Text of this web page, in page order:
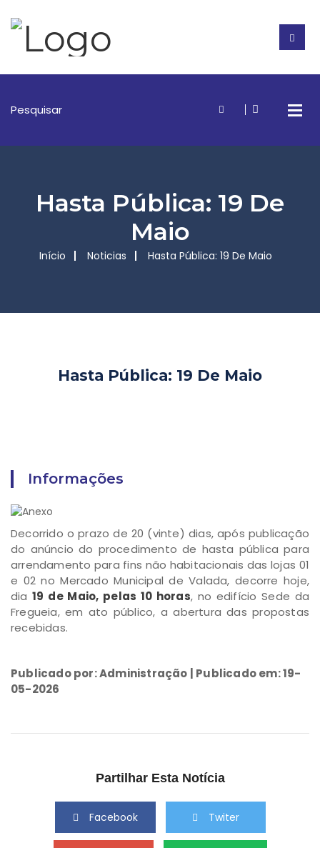
Hasta Pública: 19 De
Maio
Início Noticias Hasta Pública: 19 De Maio
Hasta Pública: 19 De Maio
Informações
Decorrido o prazo de 20 (vinte) dias, após publicação
do anúncio do procedimento de hasta pública para
arrendamento para fins não habitacionais das lojas 01
e 02 no Mercado Municipal de Valada, decorre hoje,
dia19 de Maio, pelas 10 horas, no edifício Sede da
Fregueia, em ato público, a abertura das propostas
recebidas.
Publicado por: Administração | Publicado em: 19-
05-2026
Partilhar Esta Notícia
Facebook Twiter